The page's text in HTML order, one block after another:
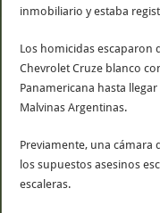
inmobiliario y estaba
Los homicidas escaparon
Chevrolet Cruze blanco
Panamericana hasta
Malvinas Argentinas.
Previamente, una cámara
los supuestos asesinos
escaleras.